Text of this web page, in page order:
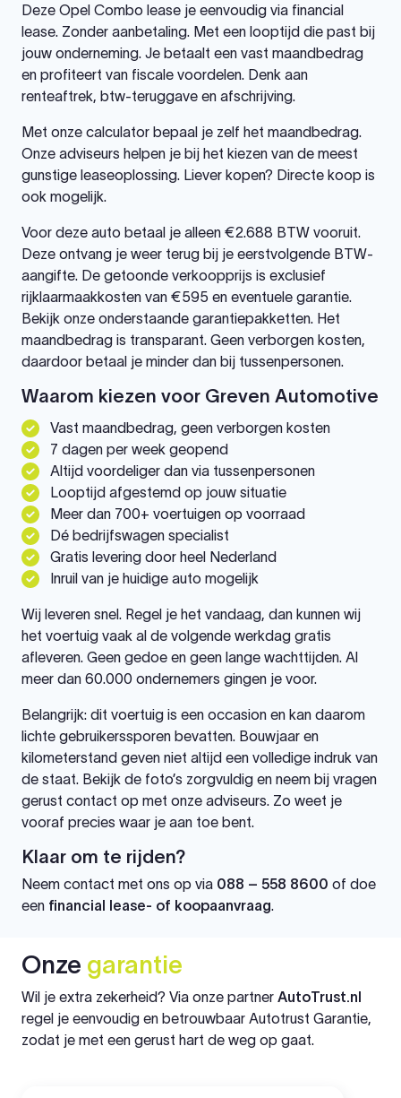
Deze Opel Combo lease je eenvoudig via financial
lease. Zonder aanbetaling. Met een looptijd die past bij
jouw onderneming. Je betaalt een vast maandbedrag
en profiteert van fiscale voordelen. Denk aan
renteaftrek, btw-teruggave en afschrijving.
Met onze calculator bepaal je zelf het maandbedrag.
Onze adviseurs helpen je bij het kiezen van de meest
gunstige leaseoplossing. Liever kopen? Directe koop is
ook mogelijk.
Voor deze auto betaal je alleen €2.688 BTW vooruit.
Deze ontvang je weer terug bij je eerstvolgende BTW-
aangifte. De getoonde verkoopprijs is exclusief
rijklaarmaakkosten van €595 en eventuele garantie.
Bekijk onze onderstaande garantiepakketten. Het
maandbedrag is transparant. Geen verborgen kosten,
daardoor betaal je minder dan bij tussenpersonen.
Waarom kiezen voor Greven Automotive
Vast maandbedrag, geen verborgen kosten
7 dagen per week geopend
Altijd voordeliger dan via tussenpersonen
Looptijd afgestemd op jouw situatie
Meer dan 700+ voertuigen op voorraad
Dé bedrijfswagen specialist
Gratis levering door heel Nederland
Inruil van je huidige auto mogelijk
Wij leveren snel. Regel je het vandaag, dan kunnen wij
het voertuig vaak al de volgende werkdag gratis
afleveren. Geen gedoe en geen lange wachttijden. Al
meer dan 60.000 ondernemers gingen je voor.
Belangrijk: dit voertuig is een occasion en kan daarom
lichte gebruikerssporen bevatten. Bouwjaar en
kilometerstand geven niet altijd een volledige indruk van
de staat. Bekijk de foto’s zorgvuldig en neem bij vragen
gerust contact op met onze adviseurs. Zo weet je
vooraf precies waar je aan toe bent.
Klaar om te rijden?
Neem contact met ons op via 088 – 558 8600 of doe
een financial lease- of koopaanvraag.
Onze garantie
Wil je extra zekerheid? Via onze partner AutoTrust.nl
regel je eenvoudig en betrouwbaar Autotrust Garantie,
zodat je met een gerust hart de weg op gaat.